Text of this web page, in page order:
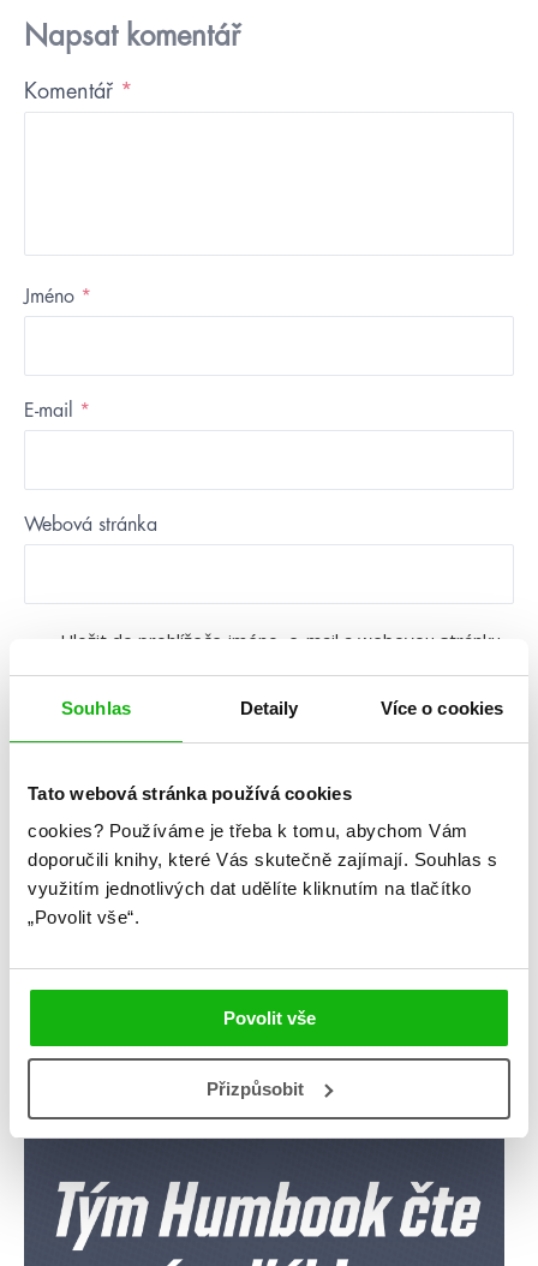
Souhlas Detaily Více o cookies
Tato webová stránka používá cookies
cookies? Používáme je třeba k tomu, abychom Vám
doporučili knihy, které Vás skutečně zajímají. Souhlas s
využitím jednotlivých dat udělíte kliknutím na tlačítko
„Povolit vše“.
Povolit vše
Přizpůsobit
Napsat komentář
Komentář *
Jméno *
E-mail *
Webová stránka
Uložit do prohlížeče jméno, e-mail a webovou stránku
Kategorie
humbookfest
knihomoloviny